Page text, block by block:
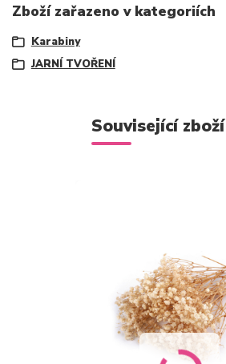
Zboží zařazeno v kategoriích
Karabiny
JARNÍ TVOŘENÍ
Související zboží